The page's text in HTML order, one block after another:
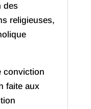
des
religieuses,
conviction
faite aux